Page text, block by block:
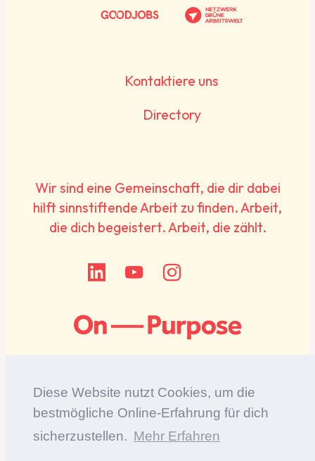
Diese Website nutzt Cookies, um die
bestmögliche Online-Erfahrung für dich
sicherzustellen. Mehr Erfahren
Wir sind eine Gemeinschaft, die dir dabei
hilft sinnstiftende Arbeit zu finden. Arbeit,
die dich begeistert. Arbeit, die zählt.
Kontaktiere uns
Directory